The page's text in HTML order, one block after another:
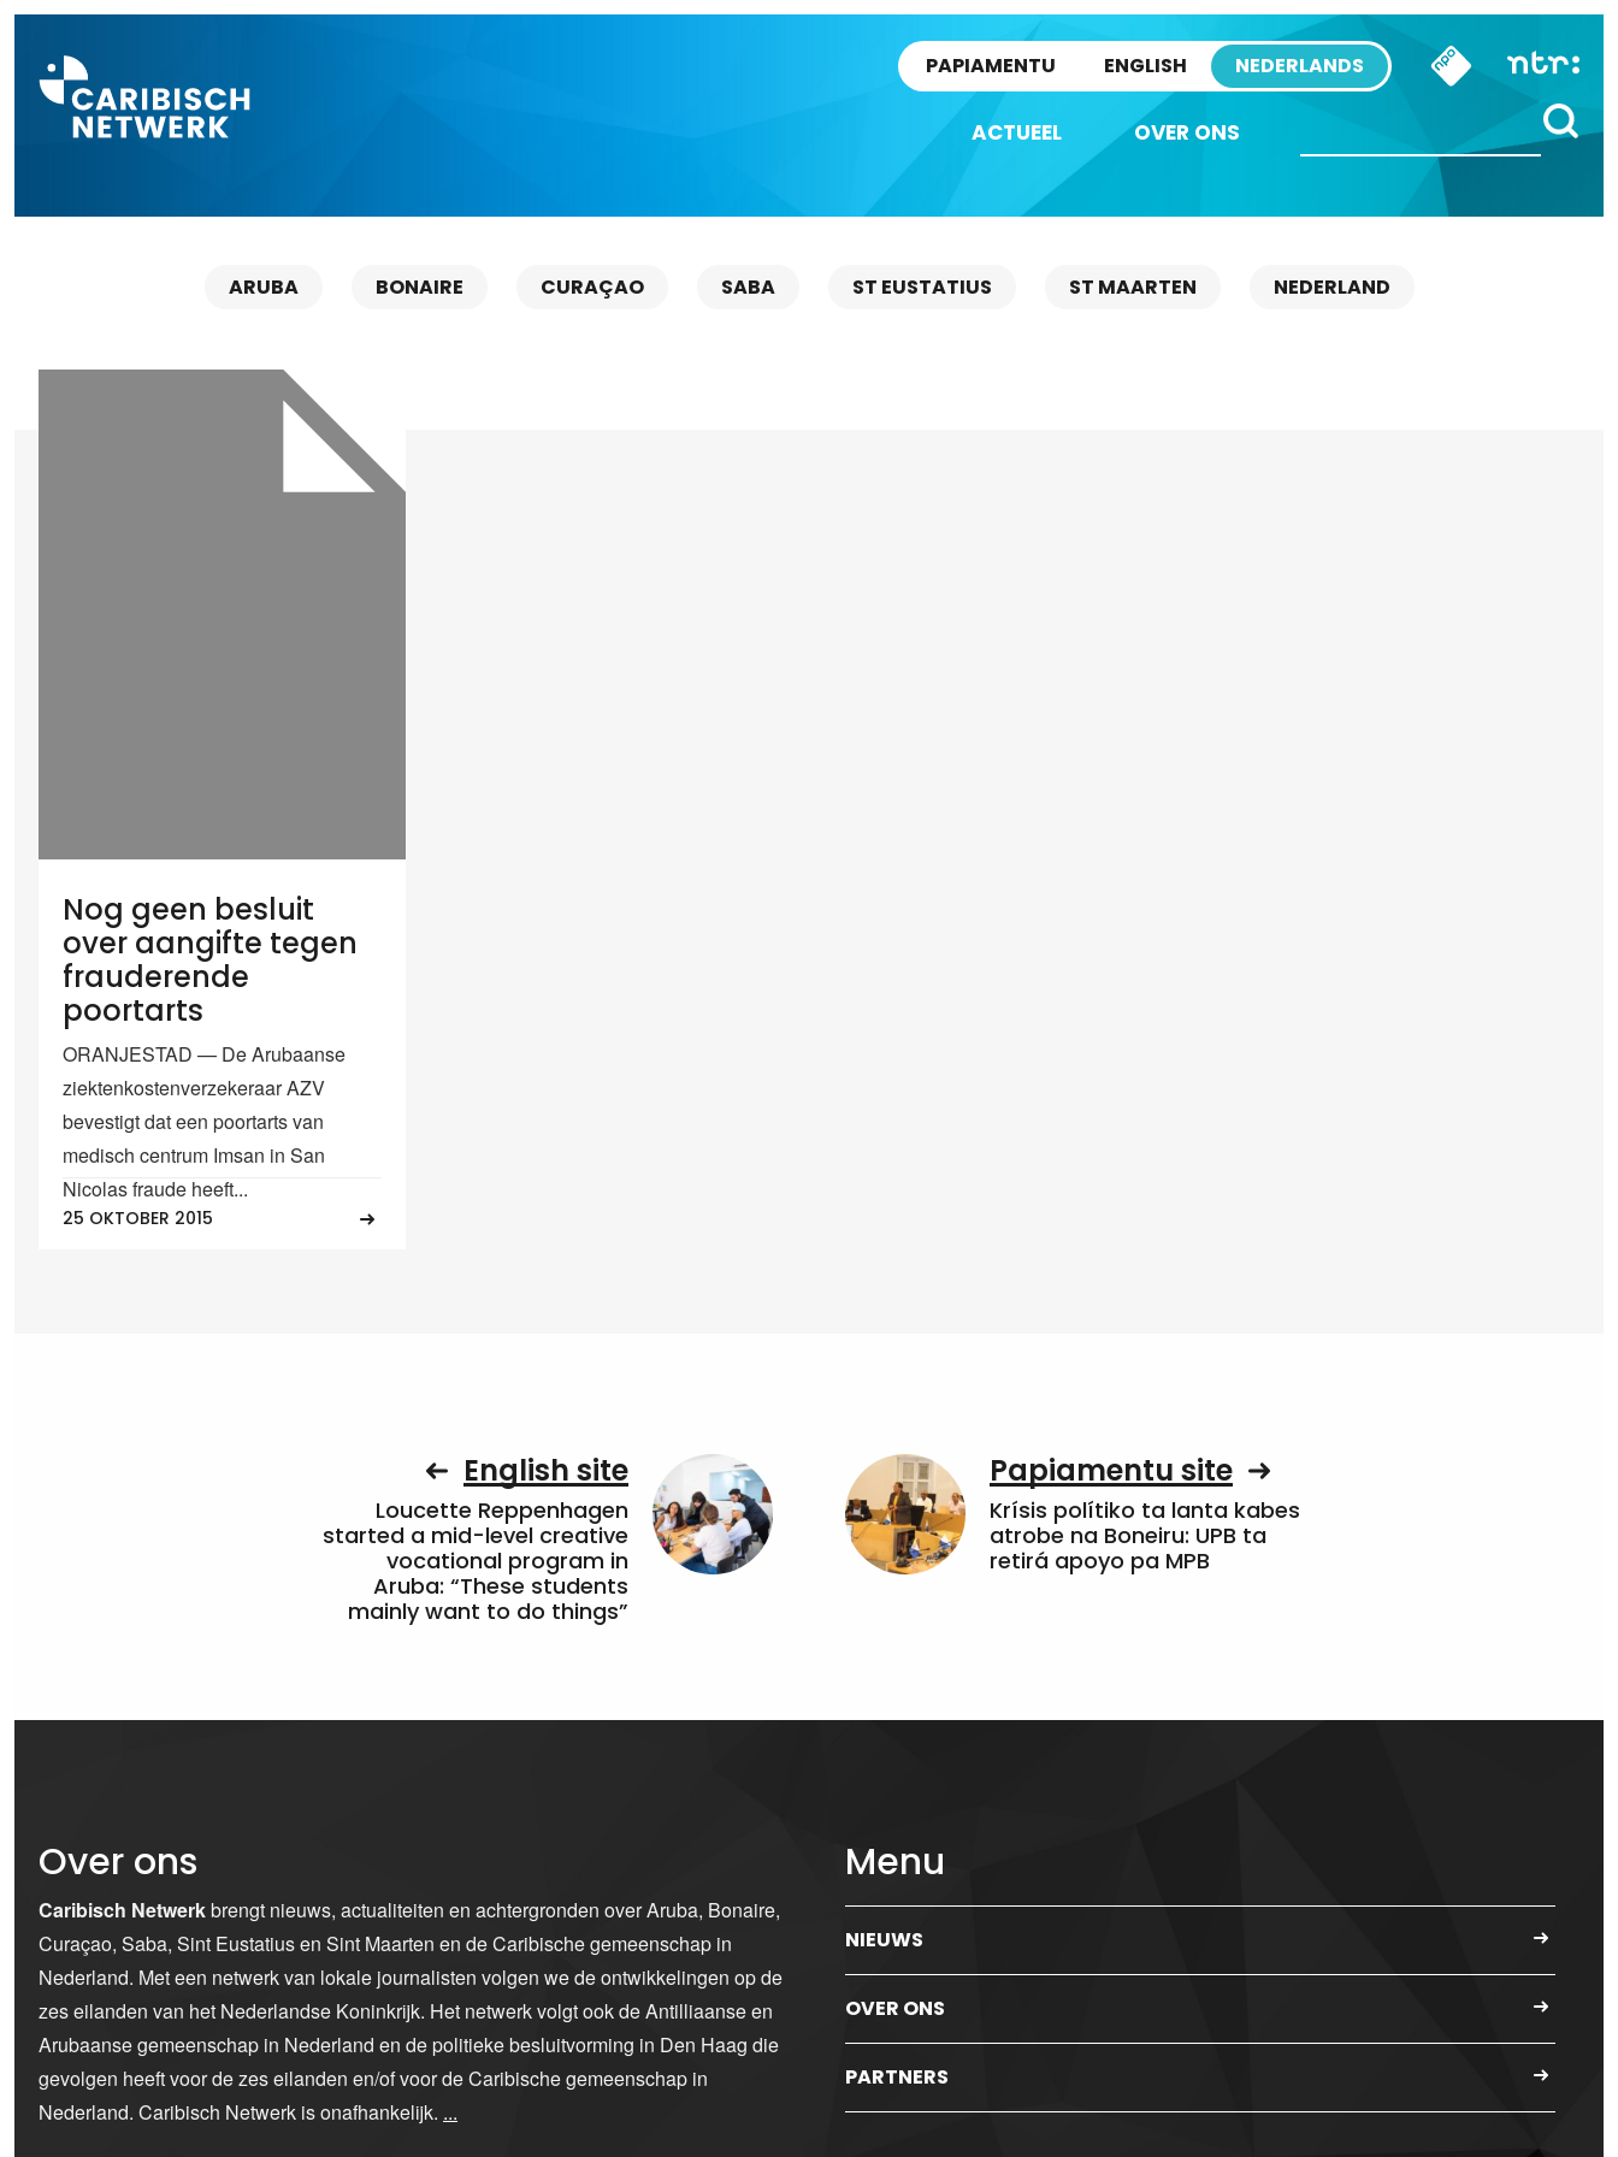
PAPIAMENTU ENGLISH NEDERLANDS
ACTUEEL OVER ONS
ARUBA BONAIRE CURAÇAO SABA ST EUSTATIUS ST MAARTEN NEDERLAND
Nog geen besluit
over aangifte tegen
frauderende
poortarts
ORANJESTAD — De Arubaanse
ziektenkostenverzekeraar AZV
bevestigt dat een poortarts van
medisch centrum Imsan in San
Nicolas fraude heeft...
25 OKTOBER 2015
English site
Loucette Reppenhagen
started a mid-level creative
vocational program in
Aruba: “These students
mainly want to do things”
Papiamentu site
Krísis polítiko ta lanta kabes
atrobe na Boneiru: UPB ta
retirá apoyo pa MPB
Over ons
Caribisch Netwerkbrengt nieuws, actualiteiten en achtergronden over Aruba, Bonaire,
Curaçao, Saba, Sint Eustatius en Sint Maarten en de Caribische gemeenschap in
Nederland. Met een netwerk van lokale journalisten volgen we de ontwikkelingen op de
zes eilanden van het Nederlandse Koninkrijk. Het netwerk volgt ook de Antilliaanse en
Arubaanse gemeenschap in Nederland en de politieke besluitvorming in Den Haag die
gevolgen heeft voor de zes eilanden en/of voor de Caribische gemeenschap in
Nederland. Caribisch Netwerk is onafhankelijk. ...
Menu
NIEUWS
OVER ONS
PARTNERS